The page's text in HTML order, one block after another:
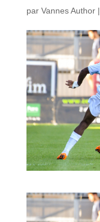
par Vannes Author|